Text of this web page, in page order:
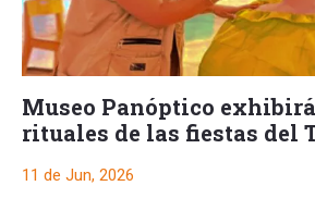
Museo Panóptico
rituales de las fiestas del
11 de Jun, 2026